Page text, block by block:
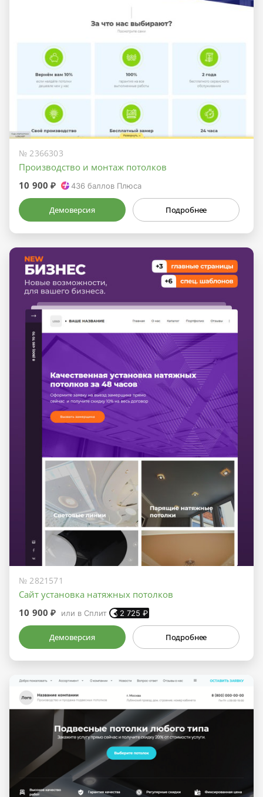
№ 2366303
Производство и монтаж потолков
10 900 ₽
436баллов Плюса
Демоверсия Подробнее
№ 2821571
Сайт установка натяжных потолков
10 900 ₽
или в Сплит 2 725 ₽
Демоверсия Подробнее